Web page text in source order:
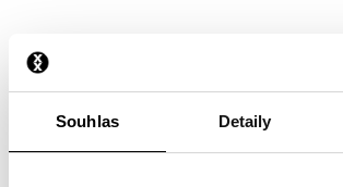
Souhlas Detaily